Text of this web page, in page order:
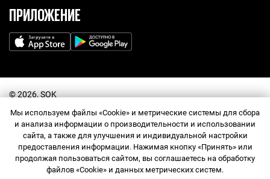
ПРИЛОЖЕНИЕ
©️ 2026, SOK
Политика обработки персональных данных
Прайс-лист
Правила посещения
Правила использования промокодов
Согласие на обработку персональных данных
Договор оферта Сообщества
Правила Сообщества
Мы используем файлы «Cookie» и метрические системы для сбора
и анализа информации о производительности и использовании
сайта, а также для улучшения и индивидуальной настройки
предоставления информации. Нажимая кнопку «Принять» или
продолжая пользоваться сайтом, вы соглашаетесь на обработку
файлов «Cookie» и данных метрических систем.
Служба поддержки